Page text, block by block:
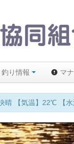
釣り情報 マ
晴 【気温】22℃ 【水